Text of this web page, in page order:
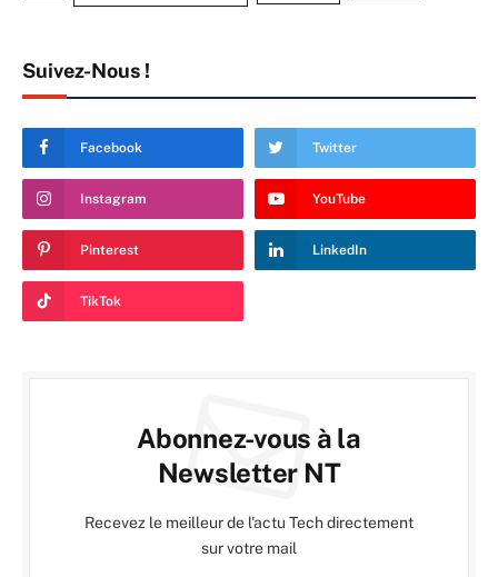
Suivez-Nous !
Facebook Twitter
Instagram YouTube
Pinterest LinkedIn
TikTok
Abonnez-vous à la
Newsletter NT
Recevez le meilleur de l'actu Tech directement
sur votre mail